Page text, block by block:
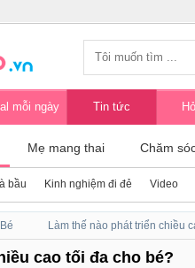
mỗi ngày Tin tức
Mẹ mang thai Chăm
bầu Kinh nghiệm đi đẻ Video
cao tối đa cho bé?